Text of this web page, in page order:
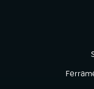
(abre